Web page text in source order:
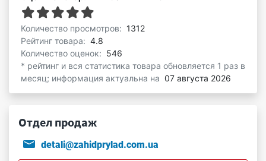
Количество просмотров: 1312
Рейтинг товара: 4.8
Количество оценок: 546
* рейтинг и вся статистика товара обновляется 1 раз в
месяц; информация актуальна на 07 августа 2026
Отдел продаж
detali@zahidprylad.com.ua